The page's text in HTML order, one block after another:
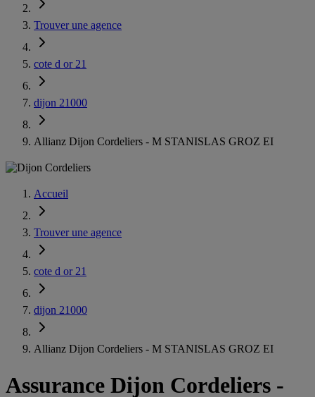
Trouver une agence
cote d or 21
dijon 21000
Allianz Dijon Cordeliers - M STANISLAS GROZ EI
Accueil
Trouver une agence
cote d or 21
dijon 21000
Allianz Dijon Cordeliers - M STANISLAS GROZ EI
Assurance Dijon Cordeliers -